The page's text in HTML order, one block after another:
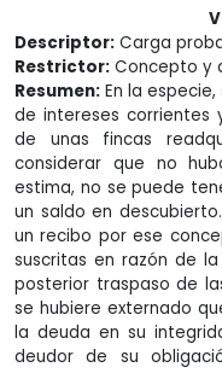
Descriptor: Carga
Restrictor: Concepto y
Resumen: En la
de intereses corrientes
de unas fincas
considerar que no
estima, no se puede
un saldo en
un recibo por ese
suscritas en razón de
posterior traspaso de
se hubiere externado
la deuda en su
deudor de su